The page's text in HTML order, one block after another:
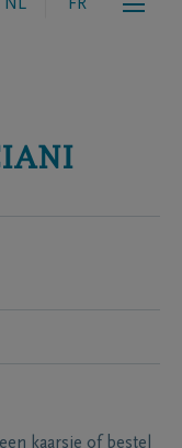
NL FR
kaarsje of bestel